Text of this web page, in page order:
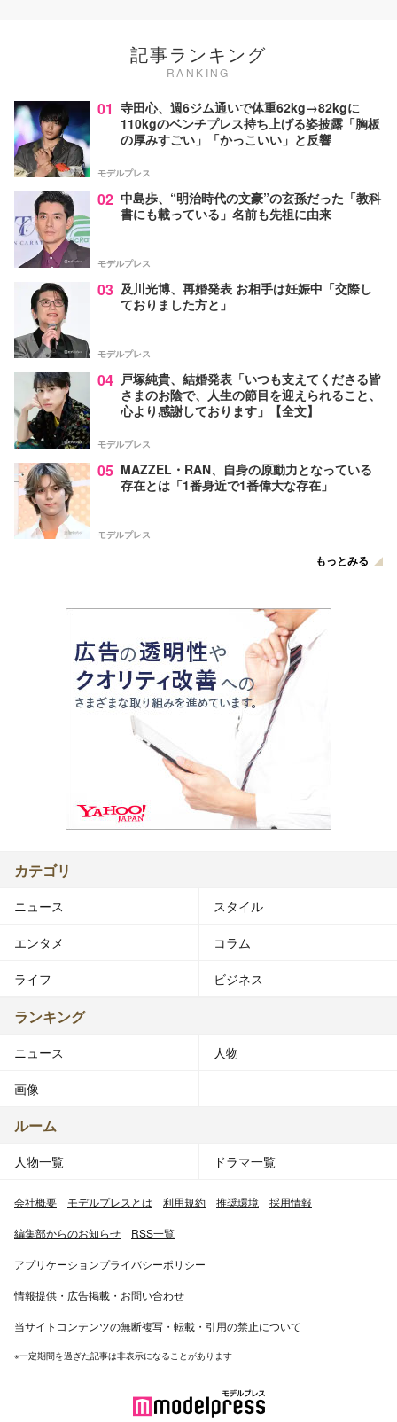
記事ランキング
RANKING
01 寺田心、週6ジム通いで体重62kg→82kgに
110kgのベンチプレス持ち上げる姿披露「胸板
の厚みすごい」「かっこいい」と反響
モデルプレス
02 中島歩、“明治時代の文豪”の玄孫だった「教科
書にも載っている」名前も先祖に由来
モデルプレス
03 及川光博、再婚発表 お相手は妊娠中「交際し
ておりました方と」
モデルプレス
04 戸塚純貴、結婚発表「いつも支えてくださる皆
さまのお陰で、人生の節目を迎えられること、
心より感謝しております」【全文】
モデルプレス
05 MAZZEL・RAN、自身の原動力となっている
存在とは「1番身近で1番偉大な存在」
モデルプレス
もっとみる
カテゴリ
ニュース スタイル
エンタメ コラム
ライフ ビジネス
ランキング
ニュース 人物
画像
ルーム
人物一覧 ドラマ一覧
会社概要 モデルプレスとは 利用規約 推奨環境 採用情報
編集部からのお知らせ RSS一覧
アプリケーションプライバシーポリシー
情報提供・広告掲載・お問い合わせ
当サイトコンテンツの無断複写・転載・引用の禁止について
※一定期間を過ぎた記事は非表示になることがあります